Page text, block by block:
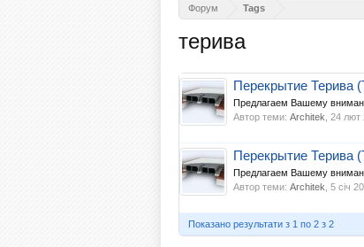
Форум Tags
терива
Перекрытие Терива
Предлагаем Вашему
Автор теми: Architek 24 лют
Перекрытие Терива
Предлагаем Вашему
Автор теми: Architek 5 січ
Показано результати з 1 по 2 з 2